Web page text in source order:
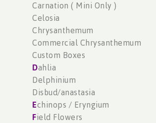
Carnation ( Mini Only )
Celosia
Chrysanthemum
Commercial Chrysanthemum
Custom Boxes
Dahlia
Delphinium
Disbud/anastasia
Echinops / Eryngium
Field Flowers